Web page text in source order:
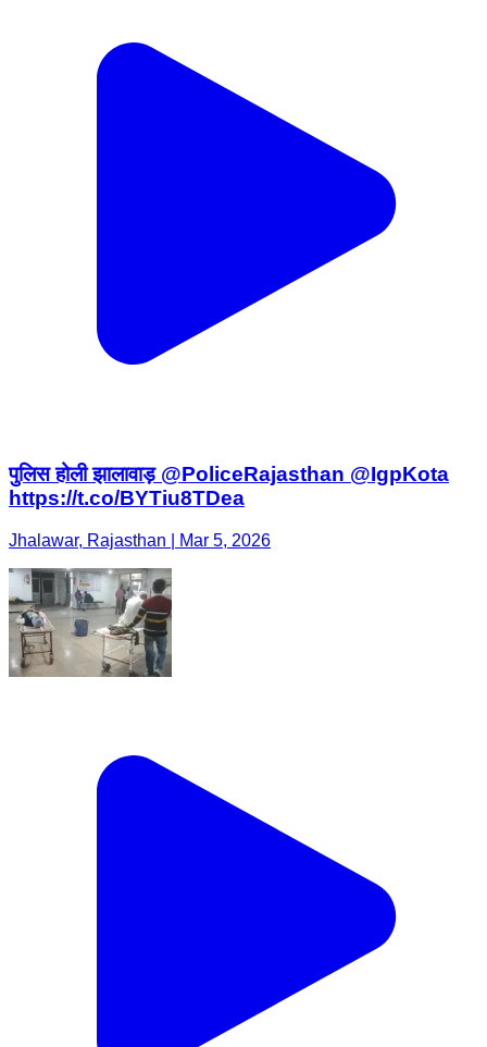
पुलिस होली झालावाड़ @PoliceRajasthan @IgpKota
https://t.co/BYTiu8TDea
Jhalawar, Rajasthan | Mar 5, 2026